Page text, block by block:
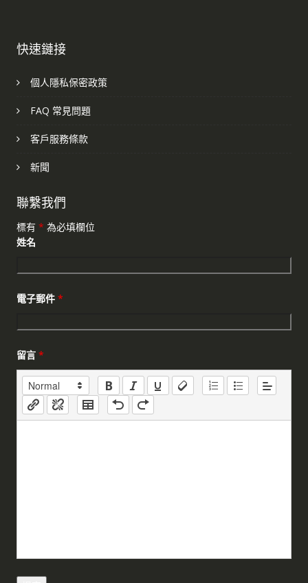
快速鏈接
個人隱私保密政策
FAQ 常見問題
客戶服務條款
新聞
聯繫我們
標有 * 為必填欄位
姓名
電子郵件 *
留言 *